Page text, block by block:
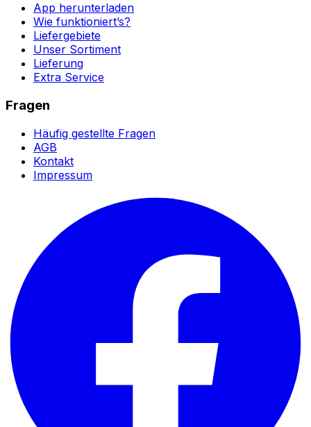
App herunterladen
Wie funktioniert’s?
Liefergebiete
Unser Sortiment
Lieferung
Extra Service
Fragen
Häufig gestellte Fragen
AGB
Kontakt
Impressum